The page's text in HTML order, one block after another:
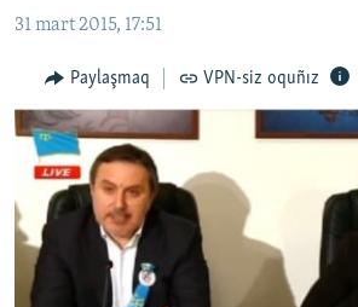
Qıdıruvğa
MEDENİYET
İNSAN AQLARI
VİDEO
SÜRET
BLOGLAR
FİKİR
31 mart 2015, 17:51
Paylaşmaq VPN-siz oquñız